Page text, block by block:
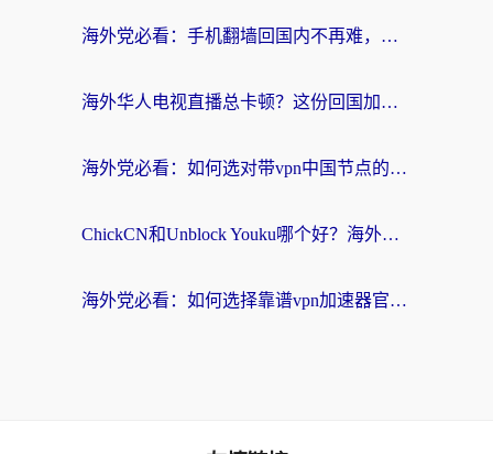
海外党必看：手机翻墙回国内不再难，一篇搞定无缝访问国内资源指南
海外华人电视直播总卡顿？这份回国加速器选择指南帮你无缝看国内资源
海外党必看：如何选对带vpn中国节点的加速器？无缝访问国内资源全攻略
ChickCN和Unblock Youku哪个好？海外党亲测4款热门回国加速器，附避坑指南
海外党必看：如何选择靠谱vpn加速器官网？轻松解决国内APP地区限制